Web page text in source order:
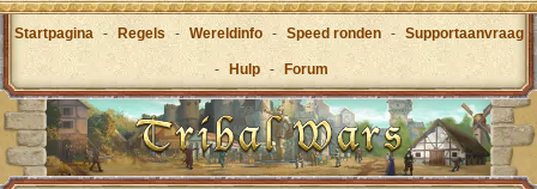
Startpagina - Regels - Wereldinfo - Speed ronden - Supportaanvraag
- Hulp - Forum